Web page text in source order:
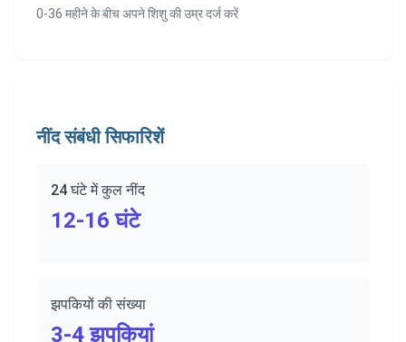
0-36 महीने के बीच अपने शिशु की उम्र दर्ज करें
नींद संबंधी सिफारिशें
24 घंटे में कुल नींद
12-16 घंटे
झपकियों की संख्या
3-4 झपकियां